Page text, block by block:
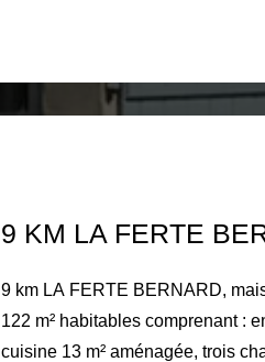
grange, écurie et un atelier. Deux
hectares clos avec une carrière
9 km LA FERTE BERNARD,
122 m² habitables comprenant :
cuisine 13 m² aménagée, trois